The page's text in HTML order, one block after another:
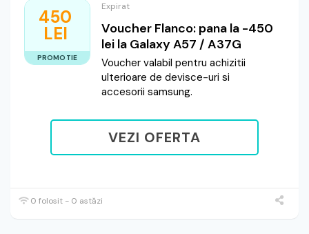
450
LEI
PROMOTIE
Expirat
Voucher Flanco: pana la -450
lei la Galaxy A57 / A37G
Voucher valabil pentru achizitii
ulterioare de devisce-uri si
accesorii samsung.
VEZI OFERTA
0 folosit - 0 astăzi